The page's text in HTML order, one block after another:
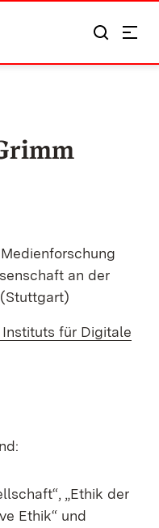
an der
Extern:
Instituts für Digitale
„Ethik der
Ethik“ und